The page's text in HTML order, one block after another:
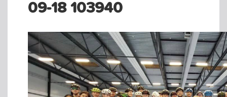
09-18 103940